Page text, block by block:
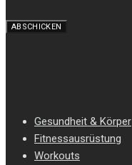
Gesundheit & Körper
Fitnessausrüstung
Workouts